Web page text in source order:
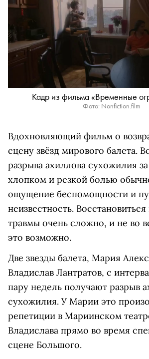
Кадр из фильма «Временные
Фото: Nonfiction.film
Вдохновляющий фильм о
сцену звёзд мирового балета.
разрыва ахиллова сухожилия
хлопком и резкой болью
ощущение беспомощности и
неизвестность.
травмы очень сложно, и не во
это возможно.
Две звезды балета, Мария
Владислав Лантратов, с
пару недель получают разрыв
сухожилия. У Марии это
репетиции в Мариинском
Владислава прямо во время
сцене Большого.